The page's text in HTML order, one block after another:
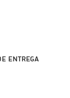
ENTREGA